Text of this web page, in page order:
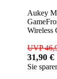
Aukey
Wireless
UVP
31,90 €
Sie